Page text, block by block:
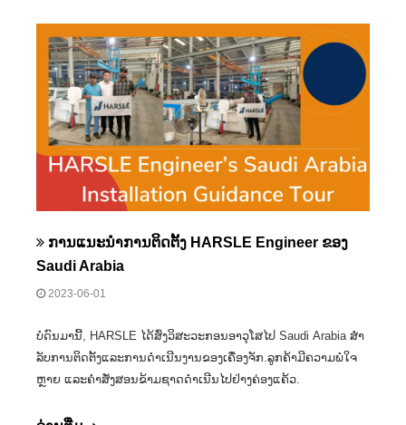
ການແນະນຳການຕິດຕັ້ງ HARSLE Engineer ຂອງ
Saudi Arabia
2023-06-01
ບໍ່ດົນມານີ້, HARSLE ໄດ້ສົ່ງວິສະວະກອນອາວຸໂສໄປ Saudi Arabia ສໍາ
ລັບການຕິດຕັ້ງແລະການດໍາເນີນງານຂອງເຄື່ອງຈັກ.ລູກຄ້າມີຄວາມພໍໃຈ
ຫຼາຍ ແລະຄຳສັ່ງສອນຂ້າມຊາດດຳເນີນໄປຢ່າງຄ່ອງແຄ້ວ.